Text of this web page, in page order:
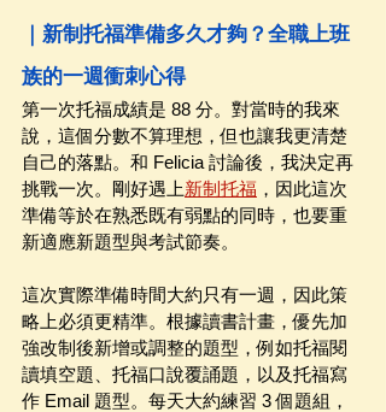
｜新制托福準備多久才夠？全職上班
族的一週衝刺心得
第一次托福成績是 88 分。對當時的我來
說，這個分數不算理想，但也讓我更清楚
自己的落點。和 Felicia 討論後，我決定再
挑戰一次。剛好遇上新制托福 ，因此這次
準備等於在熟悉既有弱點的同時，也要重
新適應新題型與考試節奏。
這次實際準備時間大約只有一週，因此策
略上必須更精準。根據讀書計畫，優先加
強改制後新增或調整的題型，例如托福閱
讀填空題、托福口說覆誦題，以及托福寫
作 Email 題型。每天大約練習 3 個題組，